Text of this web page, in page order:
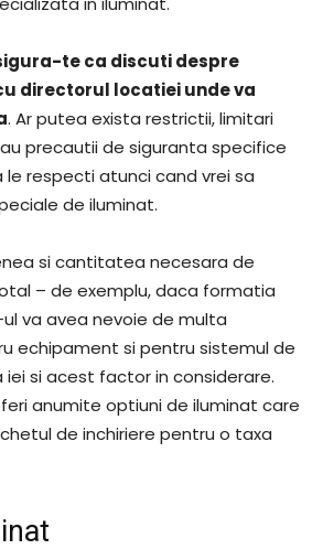
te ca discuti despre
directorul locatiei unde va
. Ar putea exista restrictii, limitari
precautii de siguranta specifice
respecti atunci cand vrei sa
de iluminat.
si cantitatea necesara de
– de exemplu, daca formatia
va avea nevoie de multa
echipament si pentru sistemul de
iei si acest factor in considerare.
anumite optiuni de iluminat care
de inchiriere pentru o taxa